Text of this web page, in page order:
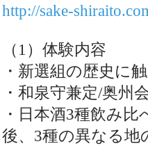
http://sake-
（1）体験内容
・新選組の歴史に
・和泉守兼定/奥州
・日本酒3種飲み
後、3種の異なる地